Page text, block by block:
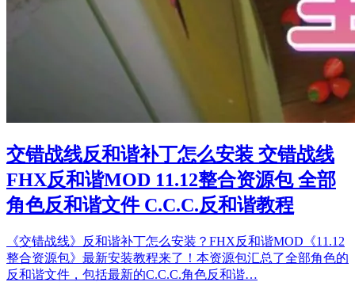
交错战线反和谐补丁怎么安装 交错战线
FHX反和谐MOD 11.12整合资源包 全部
角色反和谐文件 C.C.C.反和谐教程
《交错战线》反和谐补丁怎么安装？FHX反和谐MOD《11.12
整合资源包》最新安装教程来了！本资源包汇总了全部角色的
反和谐文件，包括最新的C.C.C.角色反和谐…